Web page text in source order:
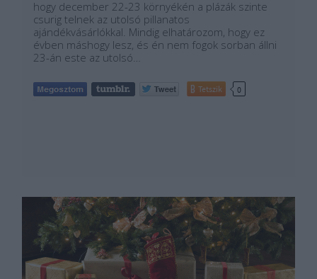
hogy december 22-23 környékén a plázák szinte
csurig telnek az utolsó pillanatos
ajándékvásárlókkal. Mindig elhatározom, hogy ez
évben máshogy lesz, és én nem fogok sorban állni
23-án este az utolsó…
Tetszik 0